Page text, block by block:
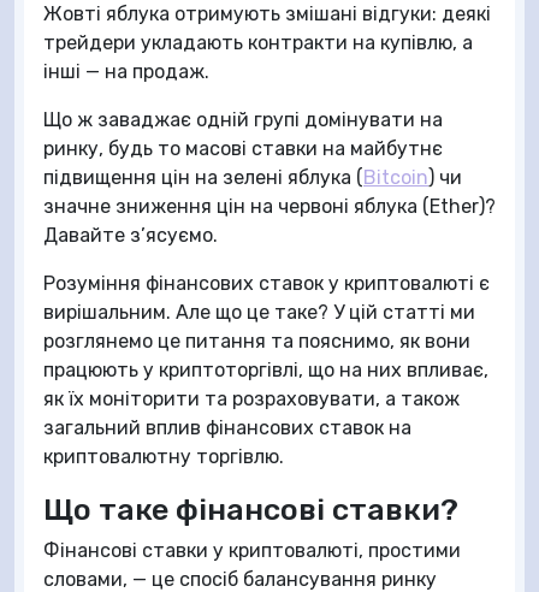
Жовті яблука отримують змішані відгуки: деякі
трейдери укладають контракти на купівлю, а
інші — на продаж.
Що ж заваджає одній групі домінувати на
ринку, будь то масові ставки на майбутнє
підвищення цін на зелені яблука (Bitcoin) чи
значне зниження цін на червоні яблука (Ether)?
Давайте з’ясуємо.
Розуміння фінансових ставок у криптовалюті є
вирішальним. Але що це таке? У цій статті ми
розглянемо це питання та пояснимо, як вони
працюють у криптоторгівлі, що на них впливає,
як їх моніторити та розраховувати, а також
загальний вплив фінансових ставок на
криптовалютну торгівлю.
Що таке фінансові ставки?
Фінансові ставки у криптовалюті, простими
словами, — це спосіб балансування ринку